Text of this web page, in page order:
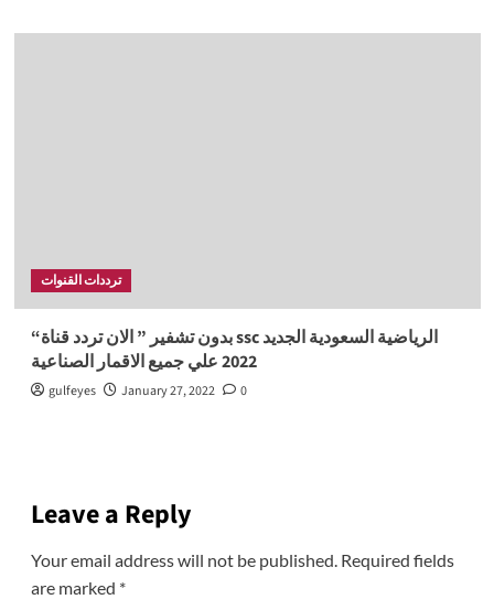
ترددات القنوات
“بدون تشفير ” الان تردد قناة ssc الرياضية السعودية الجديد
2022 علي جميع الاقمار الصناعية
gulfeyes January 27, 2022 0
Leave a Reply
Your email address will not be published. Required fields
are marked *